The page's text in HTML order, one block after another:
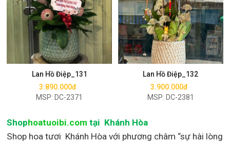
Lan Hồ Điệp_131
3.890.000đ
MSP: DC-2371
Mua ngay
Lan Hồ Điệp_132
3.900.000đ
MSP: DC-2381
Mua ngay
Shophoatuoibi.com tại Khánh Hòa
Shop hoa tươi Khánh Hòa với phương châm “sự hài lòng